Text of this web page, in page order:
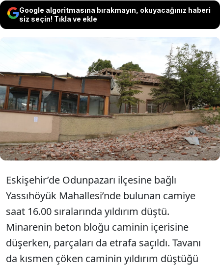
Google algoritmasına bırakmayın, okuyacağınız haberi
siz seçin! Tıkla ve ekle
Eskişehir’in Odunpazarı ilçesine bağlı kırsal
Yassıköy Mahallesi’nde yıldırım düşen
caminin minaresi yıkıldı, moloz parçalarının
ayağına isabet ettiği imam Ramazan Ş.
yaralandı.
Eskişehir’de Odunpazarı ilçesine bağlı
Yassıhöyük Mahallesi’nde bulunan camiye
saat 16.00 sıralarında yıldırım düştü.
Minarenin beton bloğu caminin içerisine
düşerken, parçaları da etrafa saçıldı. Tavanı
da kısmen çöken caminin yıldırım düştüğü